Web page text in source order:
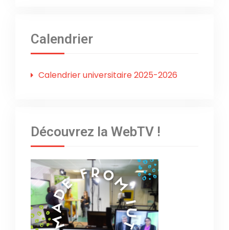
Calendrier
Calendrier universitaire 2025-2026
Découvrez la WebTV !